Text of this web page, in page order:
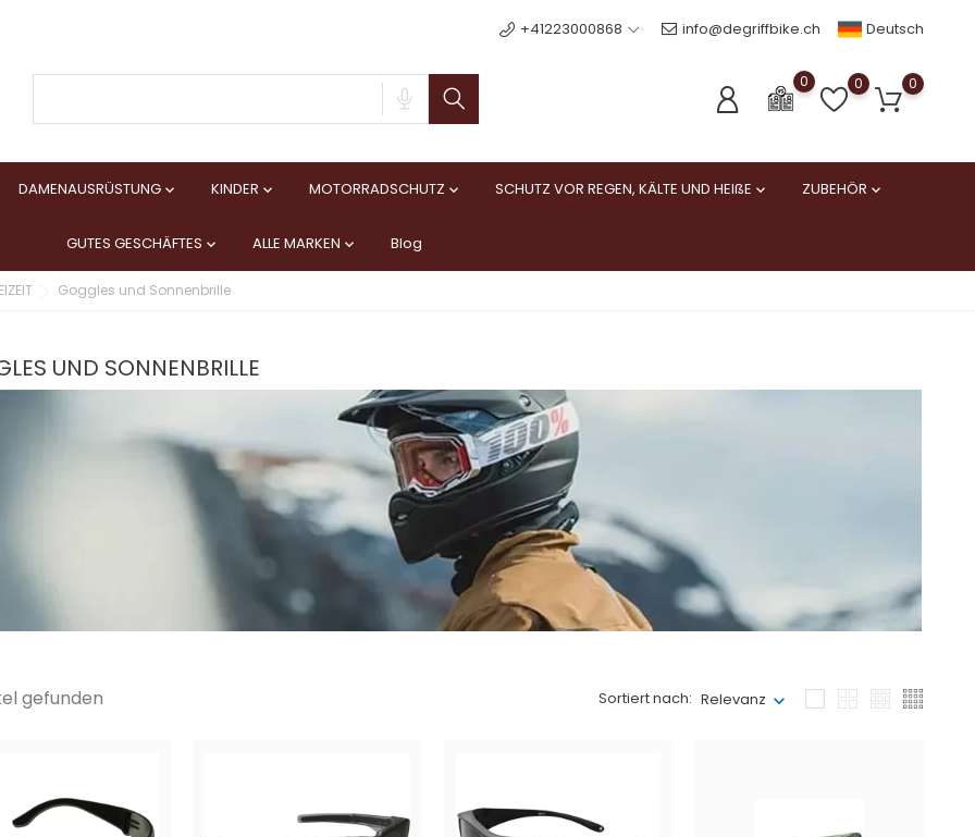
+41223000868 info@degriffbike.ch Deutsch
0 0 0
DAMENAUSRÜSTUNG KINDER  MOTORRADSCHUTZ  SCHUTZ VOR REGEN, KÄLTE UND HEIßE  ZUBEHÖR 
GUTES GESCHÄFTES  ALLE MARKEN  Blog
Goggles und Sonnenbrille
UND SONNENBRILLE
gefunden Sortiert nach: Relevanz